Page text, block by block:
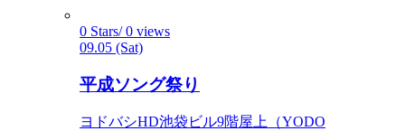
0 Stars/ 0 views
09.05 (Sat)
平成ソング祭り
ヨドバシHD池袋ビル9階屋上（YODO